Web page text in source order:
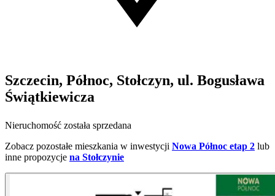
Szczecin, Północ, Stołczyn, ul. Bogusława
Świątkiewicza
Nieruchomość została sprzedana
Zobacz pozostałe mieszkania w inwestycji Nowa Północ etap 2 lub
inne propozycje na Stołczynie